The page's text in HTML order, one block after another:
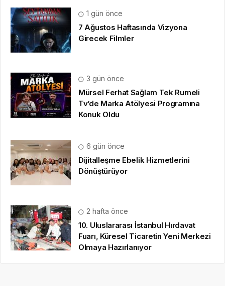
1 gün önce
7 Ağustos Haftasında Vizyona
Girecek Filmler
3 gün önce
Mürsel Ferhat Sağlam Tek Rumeli
Tv’de Marka Atölyesi Programına
Konuk Oldu
6 gün önce
Dijitalleşme Ebelik Hizmetlerini
Dönüştürüyor
2 hafta önce
10. Uluslararası İstanbul Hırdavat
Fuarı, Küresel Ticaretin Yeni Merkezi
Olmaya Hazırlanıyor